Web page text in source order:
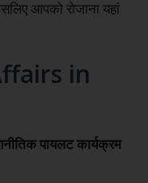
आपको रोजाना यहां
in
पायलट कार्यक्रम